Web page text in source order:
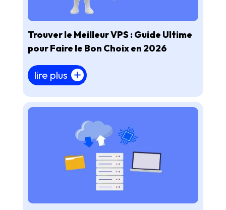
Trouver le Meilleur VPS : Guide Ultime
pour Faire le Bon Choix en 2026
lire plus